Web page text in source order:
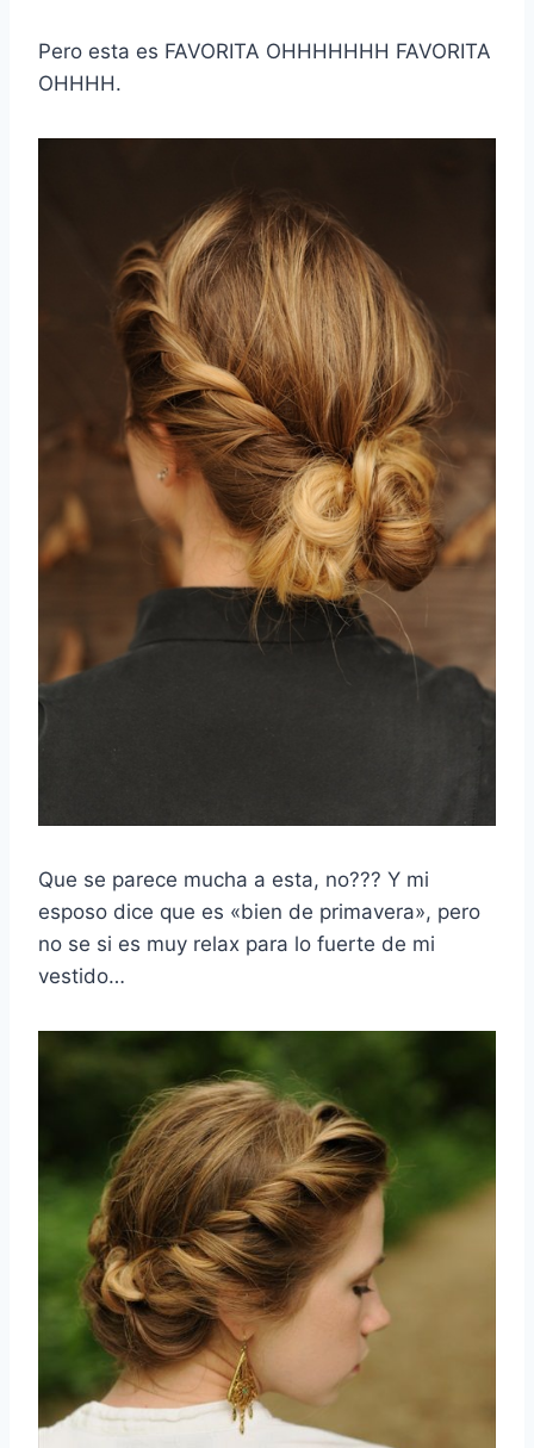
Pero esta es FAVORITA OHHHHHHH FAVORITA
OHHHH.
Que se parece mucha a esta, no??? Y mi
esposo dice que es «bien de primavera», pero
no se si es muy relax para lo fuerte de mi
vestido…